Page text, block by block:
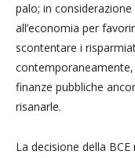
palo; in
all’economia per
scontentare i
finanze pubbliche
risanarle.
La decisione della